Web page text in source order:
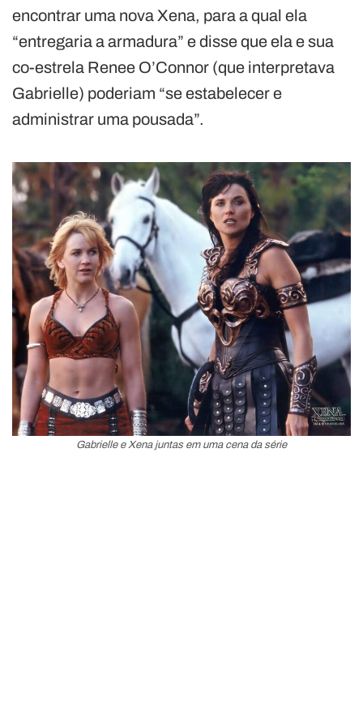
encontrar uma nova Xena, para a qual ela
“entregaria a armadura” e disse que ela e sua
co-estrela Renee O’Connor (que interpretava
Gabrielle) poderiam “se estabelecer e
administrar uma pousada”.
Gabrielle e Xena juntas em uma cena da série